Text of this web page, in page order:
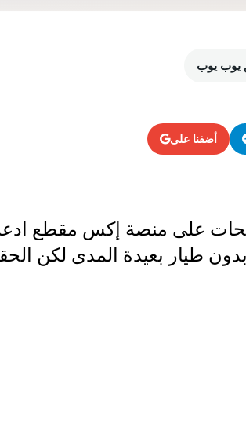
يوب يوب
أضفنا على
على منصة إكس مقطع
طيار بعيدة المدى لكن